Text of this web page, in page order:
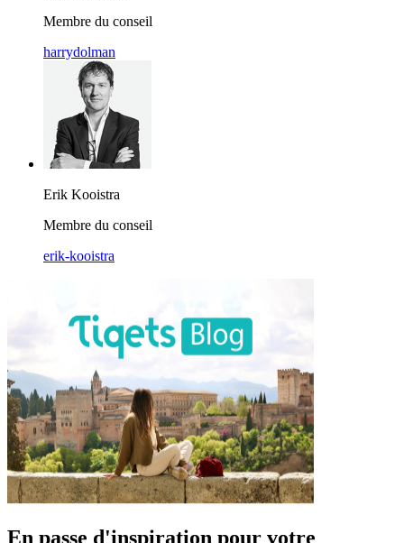
Membre du conseil
harrydolman
Erik Kooistra
Membre du conseil
erik-kooistra
En passe d'inspiration pour votre